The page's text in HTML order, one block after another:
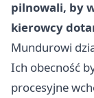
pilnowali, by
kierowcy
Mundurowi
Ich obecność
procesyjne